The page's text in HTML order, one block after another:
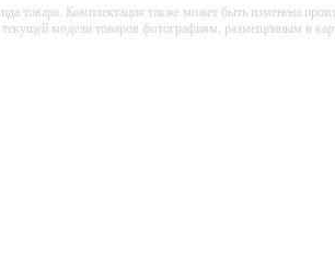
товара. Комплектация также может быть изменена
модели товаров фотографиям, размещённым в